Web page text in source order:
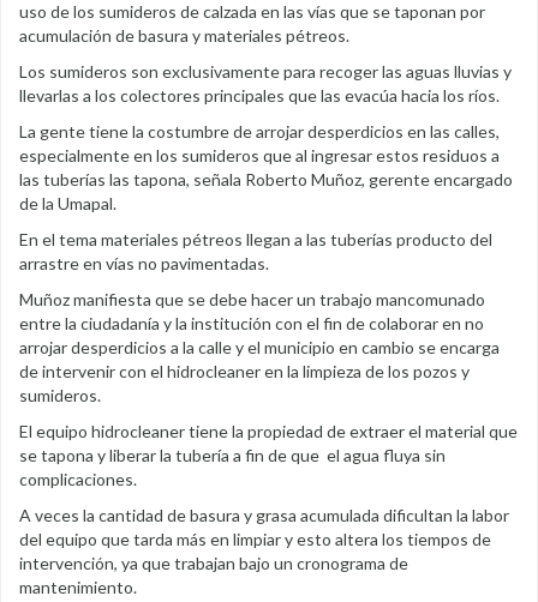
uso de los sumideros de calzada en las vías que se taponan por
acumulación de basura y materiales pétreos.
Los sumideros son exclusivamente para recoger las aguas lluvias y
llevarlas a los colectores principales que las evacúa hacia los ríos.
La gente tiene la costumbre de arrojar desperdicios en las calles,
especialmente en los sumideros que al ingresar estos residuos a
las tuberías las tapona, señala Roberto Muñoz, gerente encargado
de la Umapal.
En el tema materiales pétreos llegan a las tuberías producto del
arrastre en vías no pavimentadas.
Muñoz manifiesta que se debe hacer un trabajo mancomunado
entre la ciudadanía y la institución con el fin de colaborar en no
arrojar desperdicios a la calle y el municipio en cambio se encarga
de intervenir con el hidrocleaner en la limpieza de los pozos y
sumideros.
El equipo hidrocleaner tiene la propiedad de extraer el material que
se tapona y liberar la tubería a fin de que el agua fluya sin
complicaciones.
A veces la cantidad de basura y grasa acumulada dificultan la labor
del equipo que tarda más en limpiar y esto altera los tiempos de
intervención, ya que trabajan bajo un cronograma de
mantenimiento.